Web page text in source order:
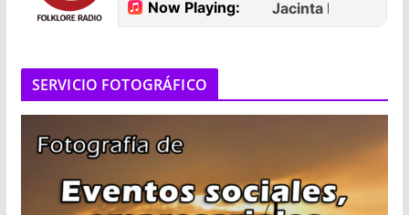
SERVICIO FOTOGRÁFICO